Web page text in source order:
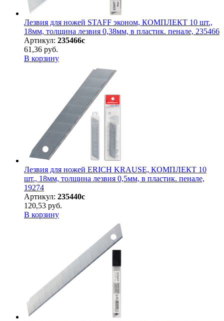
Лезвия для ножей STAFF эконом, КОМПЛЕКТ 10 шт.,
18мм, толщина лезвия 0,38мм, в пластик. пенале, 235466
Артикул: 235466с
61,36 руб.
В корзину
Лезвия для ножей ERICH KRAUSE, КОМПЛЕКТ 10
шт., 18мм, толщина лезвия 0,5мм, в пластик. пенале,
19274
Артикул: 235440с
120,53 руб.
В корзину